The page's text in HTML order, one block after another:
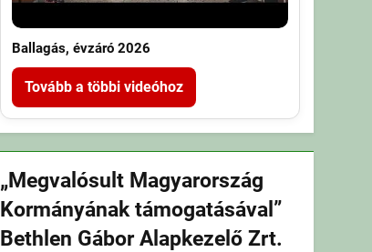
Ballagás, évzáró 2026
Tovább a többi videóhoz
„Megvalósult Magyarország
Kormányának támogatásával”
Bethlen Gábor Alapkezelő Zrt.